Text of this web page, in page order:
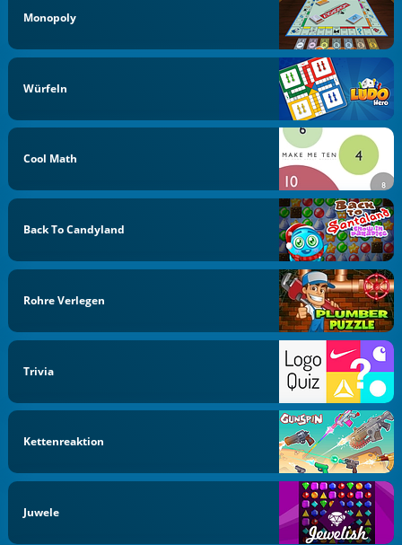
Monopoly
Würfeln
Cool Math
Back To Candyland
Rohre Verlegen
Trivia
Kettenreaktion
Juwele